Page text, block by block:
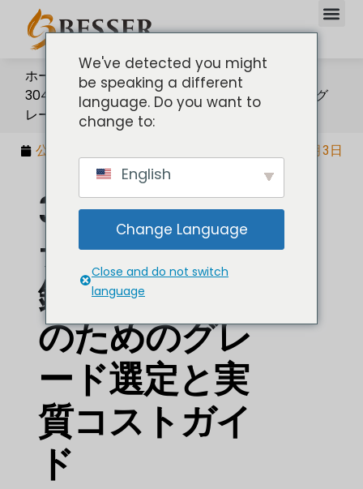
ホーム
304と316のステンレス鋼：鋳造品購入者のためのグ
レード選定と実質コストガイド
公開日： 更新日：2026年7月3日
304と316のス
テンレス鋼：
鋳造品購入者
のためのグレ
ード選定と実
質コストガイ
ド
We've detected you might
be speaking a different
language. Do you want to
change to:
English
Change Language
Close and do not switch
language